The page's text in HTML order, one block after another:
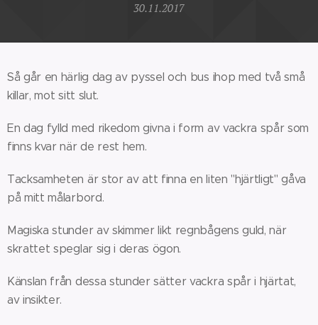
30.11.2017
Så går en härlig dag av pyssel och bus ihop med två små
killar, mot sitt slut.
En dag fylld med rikedom givna i form av vackra spår som
finns kvar när de rest hem.
Tacksamheten är stor av att finna en liten "hjärtligt" gåva
på mitt målarbord.
Magiska stunder av skimmer likt regnbågens guld, när
skrattet speglar sig i deras ögon.
Känslan från dessa stunder sätter vackra spår i hjärtat,
av insikter.